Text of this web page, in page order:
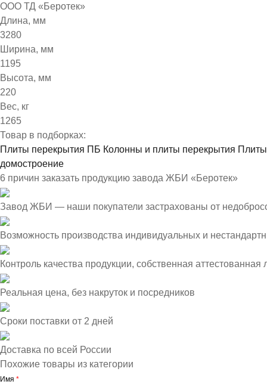
ООО ТД «Беротек»
Длина, мм
3280
Ширина, мм
1195
Высота, мм
220
Вес, кг
1265
Товар в подборках:
Плиты перекрытия ПБ Колонны и плиты перекрытия
домостроение
6 причин заказать продукцию завода ЖБИ «Беротек»
Завод ЖБИ — наши покупатели застрахованы от
Возможность производства индивидуальных и
Контроль качества продукции, собственная аттестованная
Реальная цена, без накруток и посредников
Сроки поставки от 2 дней
Доставка по всей России
Похожие товары из категории
Имя *